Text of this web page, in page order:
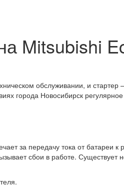
Mitsubishi
обслуживании, и стартер
города Новосибирск
за передачу тока от батареи к
сбои в работе. Существует